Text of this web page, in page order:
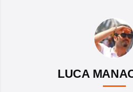
LUCA